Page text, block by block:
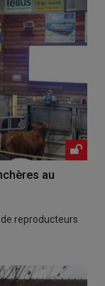
au
reproducteurs